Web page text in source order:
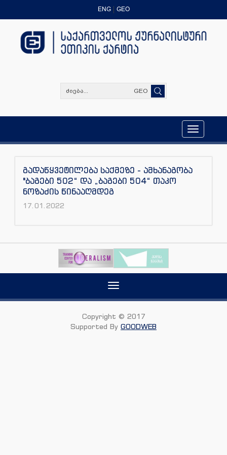
ENG GEO
GEO
Toggle
navigation
გადაწყვეტილება საქმეზე - ამხანაგობა
"ბაგები 502“ და „ბაგები 504“ თაკო
ნოზაძის წინააღმდეგ
17.01.2022
Toggle
Copyright © 2017
Supported By GOODWEB